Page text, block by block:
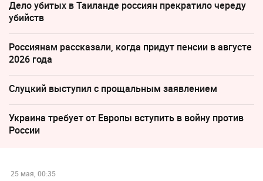
Дело убитых в Таиланде россиян прекратило череду
убийств
Россиянам рассказали, когда придут пенсии в августе
2026 года
Слуцкий выступил с прощальным заявлением
Украина требует от Европы вступить в войну против
России
25 мая, 00:35